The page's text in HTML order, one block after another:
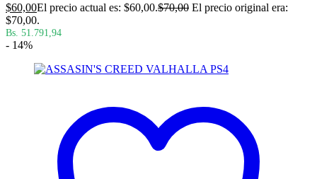
$60,00El precio actual es: $60,00.$70,00 El precio original era:
$70,00.
Bs. 51.791,94
- 14%